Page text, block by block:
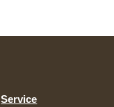
Service